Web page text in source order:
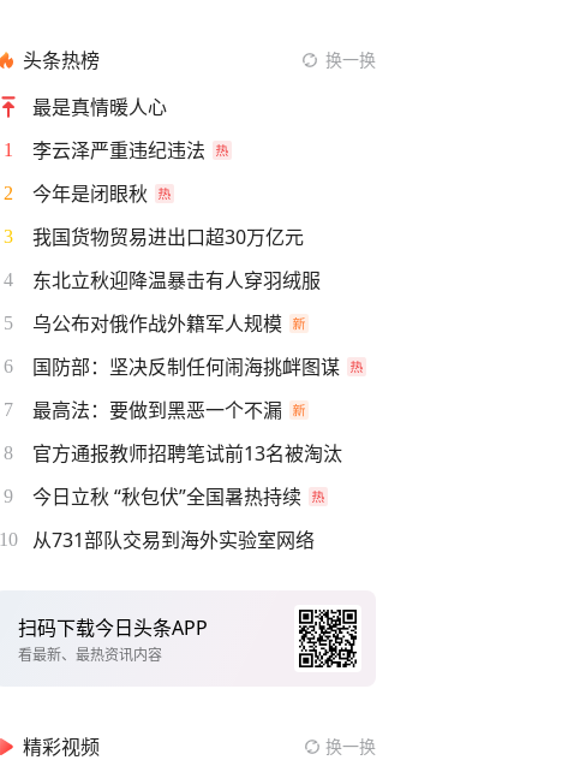
头条热榜 换一换
最是真情暖人心
1 李云泽严重违纪违法
2 今年是闭眼秋
3 我国货物贸易进出口超30万亿元
4 东北立秋迎降温暴击有人穿羽绒服
5 乌公布对俄作战外籍军人规模
6 国防部：坚决反制任何闹海挑衅图谋
7 最高法：要做到黑恶一个不漏
8 官方通报教师招聘笔试前13名被淘汰
9 今日立秋 “秋包伏”全国暑热持续
10 从731部队交易到海外实验室网络
扫码下载今日头条APP
看最新、最热资讯内容
精彩视频 换一换